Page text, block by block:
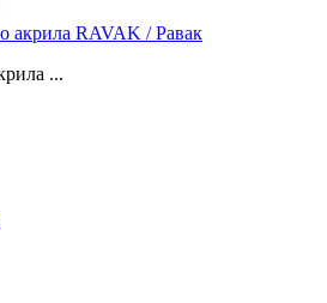
акрила RAVAK / Равак
...